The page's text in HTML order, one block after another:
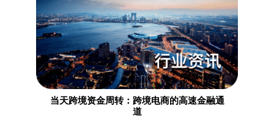
当天跨境资金周转：跨境电商的高速金融通
道